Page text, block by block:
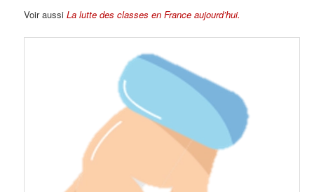
Voir aussiLa lutte des classes en France aujourd’hui.